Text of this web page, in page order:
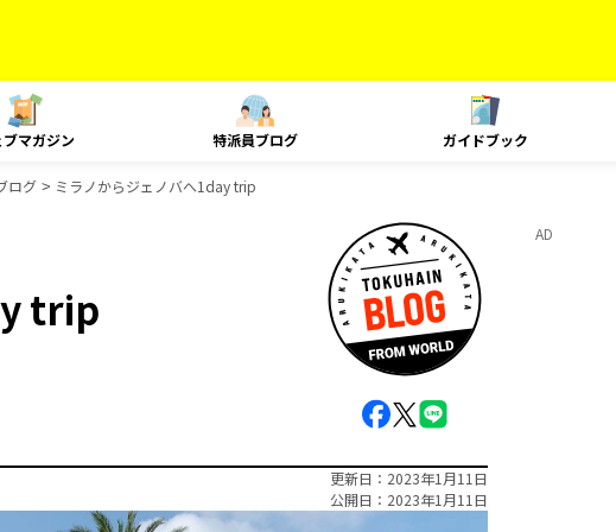
ブマガジン 特派員ブログ ガイドブック
ログ ミラノからジェノバへ1day trip
trip
更新日
2023年1月11日
公開日
2023年1月11日
AD